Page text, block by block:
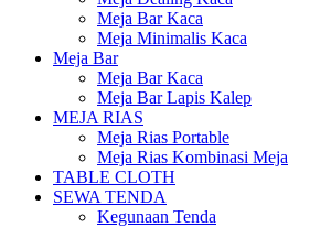
Meja Bar Kaca
Meja Minimalis Kaca
Meja Bar
Meja Bar Kaca
Meja Bar Lapis Kalep
MEJA RIAS
Meja Rias Portable
Meja Rias Kombinasi Meja
TABLE CLOTH
SEWA TENDA
Kegunaan Tenda